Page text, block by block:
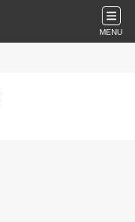
MENU